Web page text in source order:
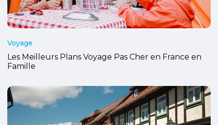
Voyage
Les Meilleurs Plans Voyage Pas Cher en France en
Famille